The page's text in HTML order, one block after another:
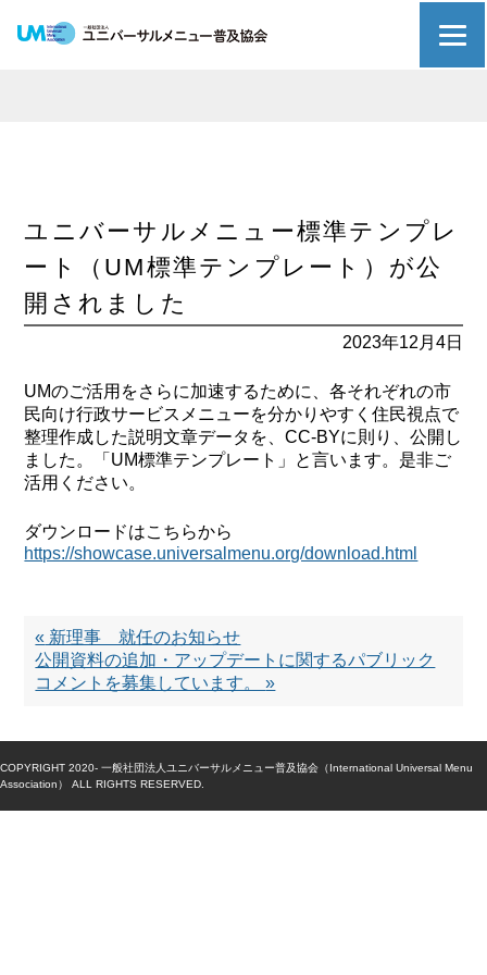
ユニバーサルメニュー標準テンプレ
ート（UM標準テンプレート）が公
開されました
2023年12月4日
UMのご活用をさらに加速するために、各それぞれの市
民向け行政サービスメニューを分かりやすく住民視点で
整理作成した説明文章データを、CC-BYに則り、公開し
ました。「UM標準テンプレート」と言います。是非ご
活用ください。
ダウンロードはこちらから
https://showcase.universalmenu.org/download.html
« 新理事 就任のお知らせ
公開資料の追加・アップデートに関するパブリック
コメントを募集しています。»
COPYRIGHT 2020- 一般社団法人ユニバーサルメニュー普及協会（International Universal Menu
Association） ALL RIGHTS RESERVED.